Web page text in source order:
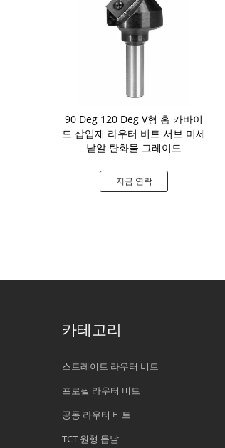
90 Deg 120 Deg V형 홈 카바이
드 삽입재 라우터 비트 서브 미세
낟알 탄화물 그레이드
지금 연락
카테고리
스트레이트 라우터 비트
프로필 라우터 비트
공동 라우터 비트
TCT 원형 톱날